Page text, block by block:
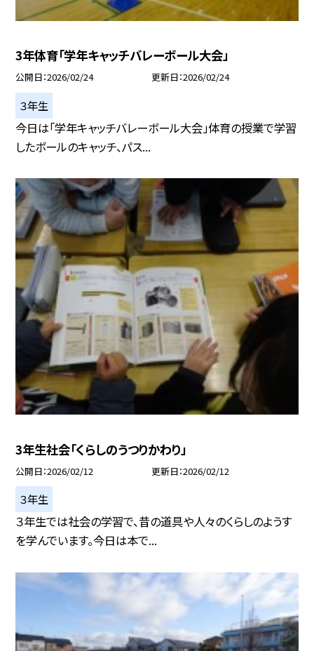
3年体育「学年キャッチバレーボール大会」
公開日 2026/02/24 更新日 2026/02/24
３年生
今日は「学年キャッチバレーボール大会」体育の授業で学習
したボールのキャッチ、パス...
3年生社会「くらしのうつりかわり」
公開日 2026/02/12 更新日 2026/02/12
３年生
３年生では社会の学習で、昔の道具や人々のくらしのようす
を学んでいます。今日は本で...